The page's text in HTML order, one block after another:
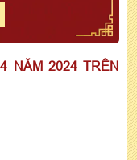
NĂM 2024 TRÊN